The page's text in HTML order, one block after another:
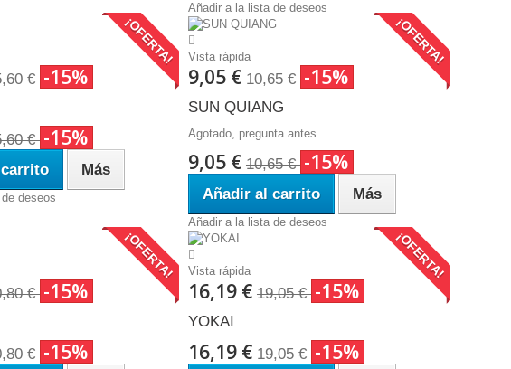
Añadir a la lista de deseos
€ -15%
¡OFERTA!
€ -15%
Más
deseos
Vista rápida
9,05 € 10,65 € -15%
¡OFERTA!
SUN QUIANG
Agotado, pregunta antes
9,05 € 10,65 € -15%
Añadir al carrito Más
Añadir a la lista de deseos
€ -15%
¡OFERTA!
€ -15%
Vista rápida
16,19 € 19,05 € -15%
¡OFERTA!
YOKAI
16,19 € 19,05 € -15%